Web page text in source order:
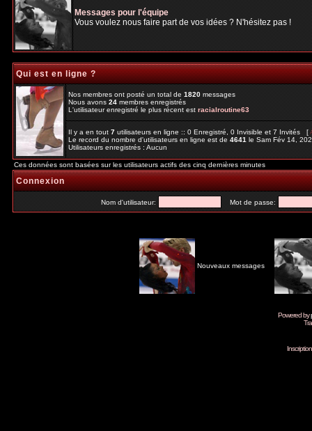
Messages pour l'équipe
Vous voulez nous faire part de vos idées ? N'hésitez pas !
Qui est en ligne ?
Nos membres ont posté un total de1820messages
Nous avons24membres enregistrés
L'utilisateur enregistré le plus récent estracialroutine63
Il y a en tout7utilisateurs en ligne :: 0 Enregistré, 0 Invisible et 7 Invités [
Le record du nombre d'utilisateurs en ligne est de4641le Sam Fév 14,
Utilisateurs enregistrés : Aucun
Ces données sont basées sur les utilisateurs actifs des cinq dernières minutes
Connexion
Nom d'utilisateur: Mot de passe:
Nouveaux messages
Powered by